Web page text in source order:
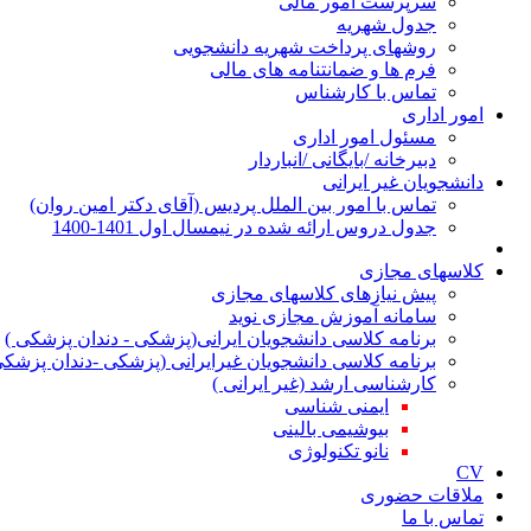
جدول شهریه
روشهای پرداخت شهریه دانشجویی
فرم ها و ضمانتنامه های مالی
تماس با کارشناس
امور اداری
مسئول امور اداری
دبیرخانه /بایگانی /انباردار
دانشجویان غیر ایرانی
تماس با امور بین الملل پردیس (آقای دکتر امین روان)
جدول دروس ارائه شده در نیمسال اول 1401-1400
کلاسهای مجازی
پیش نیازهای کلاسهای مجازی
سامانه آموزش مجازی نوید
برنامه کلاسی دانشجویان ایرانی(پزشکی - دندان پزشکی )
برنامه کلاسی دانشجویان غیرایرانی (پزشکی -دندان
کارشناسی ارشد (غیر ایرانی )
ایمنی شناسی
بیوشیمی بالینی
نانو تکنولوژی
CV
ملاقات حضوری
تماس با ما